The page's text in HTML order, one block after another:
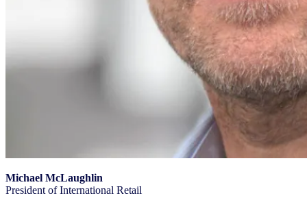
Michael McLaughlin
President of International Retail